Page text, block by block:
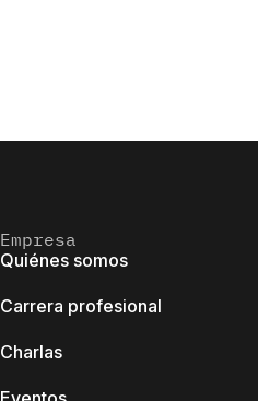
Empresa
Quiénes somos
Carrera profesional
Charlas